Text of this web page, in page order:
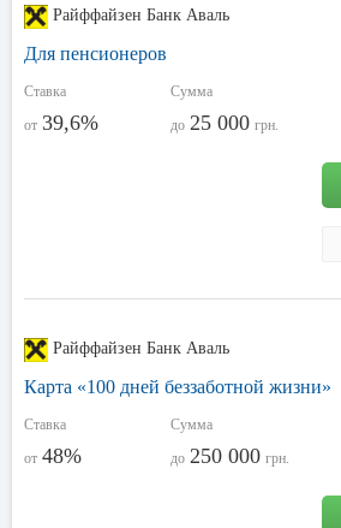
Райффайзен Банк Аваль
Для пенсионеров
Ставка
от 39,6%
Сумма
до 25 000 грн.
Райффайзен Банк Аваль
Карта «100 дней беззаботной жизни»
Ставка
от 48%
Сумма
до 250 000 грн.